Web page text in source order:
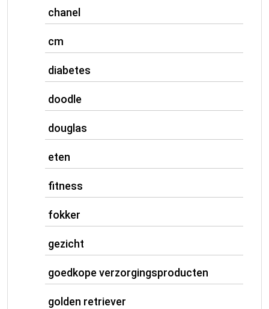
chanel
cm
diabetes
doodle
douglas
eten
fitness
fokker
gezicht
goedkope verzorgingsproducten
golden retriever